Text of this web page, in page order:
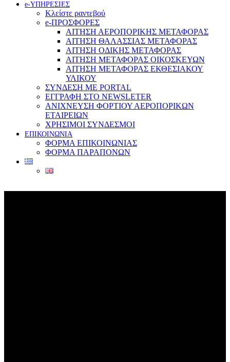
e-ΥΠΗΡΕΣΙΕΣ
Κλείστε ραντεβού
e-ΠΡΟΣΦΟΡΕΣ
ΑΙΤΗΣΗ ΑΕΡΟΠΟΡΙΚΗΣ ΜΕΤΑΦΟΡΑΣ
ΑΙΤΗΣΗ ΘΑΛΑΣΣΙΑΣ ΜΕΤΑΦΟΡΑΣ
ΑΙΤΗΣΗ ΟΔΙΚΗΣ ΜΕΤΑΦΟΡΑΣ
ΑΙΤΗΣΗ ΜΕΤΑΦΟΡΑΣ ΟΙΚΟΣΚΕΥΩΝ
ΑΙΤΗΣΗ ΜΕΤΑΦΟΡΑΣ ΕΚΘΕΣΙΑΚΟΥ
ΥΛΙΚΟΥ
ΣΥΝΔΕΣΗ ΜΕ PORTAL
ΕΓΓΡΑΦΗ ΣΤΟ NEWSLETER
ΑΝΙΧΝΕΥΣΗ ΦΟΡΤΙΟΥ ΑΕΡΟΠΟΡΙΚΩΝ
ΕΤΑΙΡΕΙΩΝ
ΧΡΗΣΙΜΟΙ ΣΥΝΔΕΣΜΟΙ
ΕΠΙΚΟΙΝΩΝΙΑ
ΦΟΡΜΑ ΕΠΙΚΟΙΝΩΝΙΑΣ
ΦΟΡΜΑ ΠΑΡΑΠΟΝΩΝ